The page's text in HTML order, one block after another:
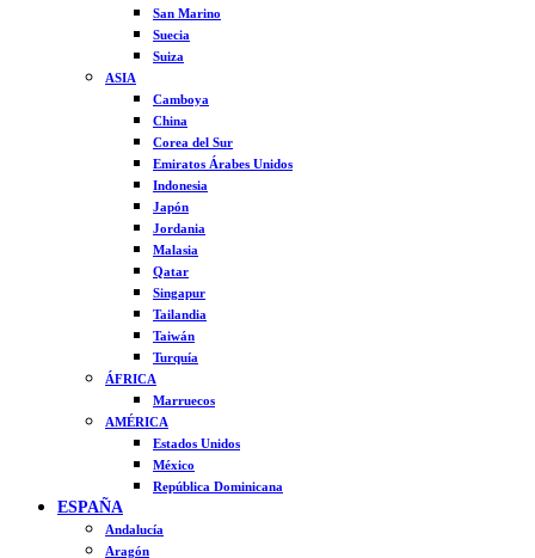
San Marino
Suecia
Suiza
ASIA
Camboya
China
Corea del Sur
Emiratos Árabes Unidos
Indonesia
Japón
Jordania
Malasia
Qatar
Singapur
Tailandia
Taiwán
Turquía
ÁFRICA
Marruecos
AMÉRICA
Estados Unidos
México
República Dominicana
ESPAÑA
Andalucía
Aragón